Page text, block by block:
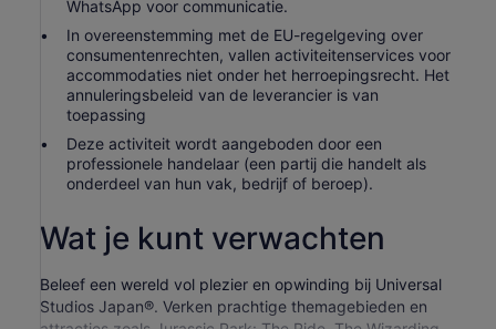
WhatsApp voor communicatie.
In overeenstemming met de EU-regelgeving over
consumentenrechten, vallen activiteitenservices voor
accommodaties niet onder het herroepingsrecht. Het
annuleringsbeleid van de leverancier is van
toepassing
Deze activiteit wordt aangeboden door een
professionele handelaar (een partij die handelt als
onderdeel van hun vak, bedrijf of beroep).
Wat je kunt verwachten
Beleef een wereld vol plezier en opwinding bij Universal
Studios Japan®. Verken prachtige themagebieden en